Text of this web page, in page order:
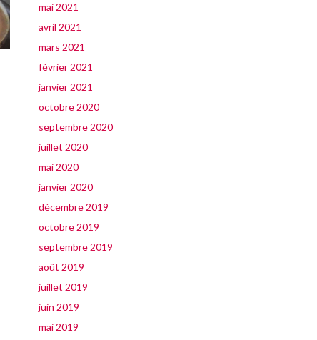
mai 2021
avril 2021
mars 2021
février 2021
janvier 2021
octobre 2020
septembre 2020
juillet 2020
mai 2020
janvier 2020
décembre 2019
octobre 2019
septembre 2019
août 2019
juillet 2019
juin 2019
mai 2019